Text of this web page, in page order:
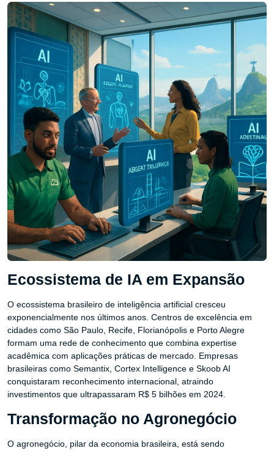
Ecossistema de IA em Expansão
O ecossistema brasileiro de inteligência artificial cresceu
exponencialmente nos últimos anos. Centros de excelência em
cidades como São Paulo, Recife, Florianópolis e Porto Alegre
formam uma rede de conhecimento que combina expertise
acadêmica com aplicações práticas de mercado. Empresas
brasileiras como Semantix, Cortex Intelligence e Skoob AI
conquistaram reconhecimento internacional, atraindo
investimentos que ultrapassaram R$ 5 bilhões em 2024.
Transformação no Agronegócio
O agronegócio, pilar da economia brasileira, está sendo